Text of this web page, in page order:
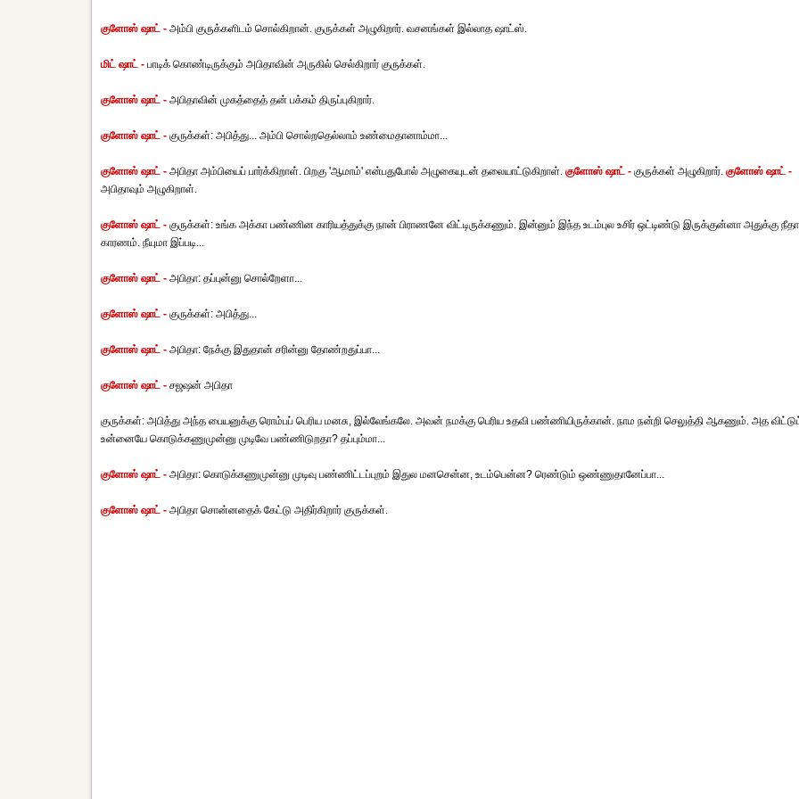
குளோஸ் ஷாட் - அம்பி குருக்களிடம் சொல்கிறான். குருக்கள் அழுகிறார். வசனங்கள் இல்லாத ஷாட்ஸ்.
மிட் ஷாட் - பாடிக் கொண்டிருக்கும் அபிதாவின் அருகில் செல்கிறார் குருக்கள்.
குளோஸ் ஷாட் - அபிதாவின் முகத்தைத் தன் பக்கம் திருப்புகிறார்.
குளோஸ் ஷாட் - குருக்கள்: அபித்து... அம்பி சொல்றதெல்லாம் உண்மைதானாம்மா...
குளோஸ் ஷாட் - அபிதா அம்பியைப் பார்க்கிறாள். பிறகு 'ஆமாம்' என்பதுபோல் அழுகையுடன் தலையாட்டுகிறாள். குளோஸ் ஷாட் - குருக்கள் அழுகிறார். குளோஸ் ஷாட் -
அபிதாவும் அழுகிறாள்.
குளோஸ் ஷாட் - குருக்கள்: உங்க அக்கா பண்ணின காரியத்துக்கு நான் பிராணனே விட்டிருக்கணும். இன்னும் இந்த உடம்புல உசிர் ஒட்டிண்டு இருக்குன்னா அதுக்கு
காரணம். நீயுமா இப்படி...
குளோஸ் ஷாட் - அபிதா: தப்புன்னு சொல்றேளா...
குளோஸ் ஷாட் - குருக்கள்: அபித்து...
குளோஸ் ஷாட் - அபிதா: நேக்கு இதுதான் சரின்னு தோண்றதுப்பா...
குளோஸ் ஷாட் - சஜஷன் அபிதா
குருக்கள்: அபித்து அந்த பையனுக்கு ரொம்பப் பெரிய மனசு, இல்லேங்கலே. அவன் நமக்கு பெரிய உதவி பண்ணியிருக்கான். நாம நன்றி செலுத்தி ஆகணும். அத
உன்னையே கொடுக்கணுமுன்னு முடிவே பண்ணிடுறதா? தப்பும்மா...
குளோஸ் ஷாட் - அபிதா: கொடுக்கணுமுன்னு முடிவு பண்ணிட்டப்புறம் இதுல மனசென்ன, உடம்பென்ன? ரெண்டும் ஒண்ணுதானேப்பா...
குளோஸ் ஷாட் - அபிதா சொன்னதைக் கேட்டு அதிர்கிறார் குருக்கள்.